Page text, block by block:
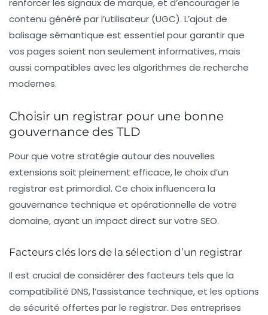
contenu généré par l’utilisateur (UGC). L’ajout de
balisage sémantique est essentiel pour garantir que
vos pages soient non seulement informatives, mais
aussi compatibles avec les algorithmes de recherche
modernes.
Choisir un registrar pour une bonne
gouvernance des TLD
Pour que votre stratégie autour des nouvelles
extensions soit pleinement efficace, le choix d’un
registrarest primordial. Ce choix influencera la
gouvernance technique et opérationnelle de votre
domaine, ayant un impact direct sur votre SEO.
Facteurs clés lors de la sélection d’un registrar
Il est crucial de considérer des facteurs tels que la
compatibilité DNS, l’assistance technique, et les options
de sécurité offertes par le registrar. Des entreprises